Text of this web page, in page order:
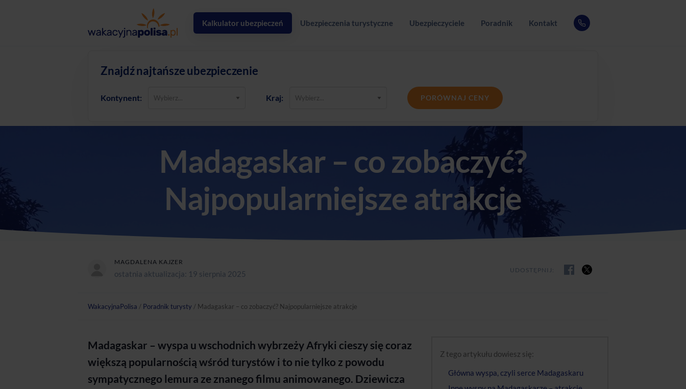
Kalkulator ubezpieczeń Ubezpieczenia turystyczne Ubezpieczyciele Poradnik Kontakt
Znajdź najtańsze ubezpieczenie
Kontynent: Kraj: PORÓWNAJ CENY
Madagaskar – co zobaczyć?
Najpopularniejsze atrakcje
MAGDALENA KAJZER
ostatnia aktualizacja: 19 sierpnia 2025 UDOSTĘPNIJ:
WakacyjnaPolisa / Poradnik turysty / Madagaskar – co zobaczyć? Najpopularniejsze atrakcje
Madagaskar – wyspa u wschodnich wybrzeży Afryki cieszy się coraz
większą popularnością wśród turystów i to nie tylko z powodu
sympatycznego lemura ze znanego filmu animowanego. Dziewicza
Z tego artykułu dowiesz się:
Główna wyspa, czyli serce Madagaskaru